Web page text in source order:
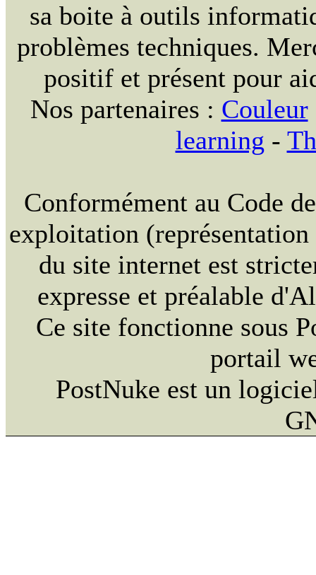
sa boite à outils
problèmes techniques.
positif et présent pour
Nos partenaires : Couleur
learning -
Conformément au Code
exploitation
du site internet est
expresse et préalable
Ce site fonctionne sous
portail
PostNuke est un